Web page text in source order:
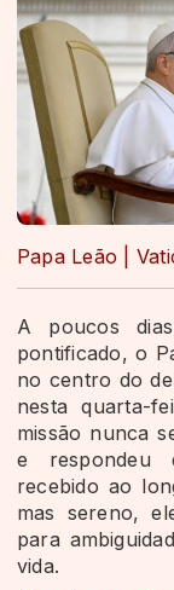
Papa Leão |
A poucos
pontificado, o
no centro do
nesta quarta-
missão nunca
e respondeu
recebido ao
mas sereno,
para
vida.